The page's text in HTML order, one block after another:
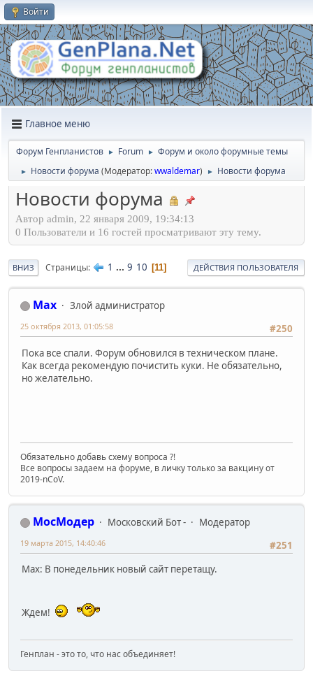
Войти
Главное меню
Форум Генпланистов ► Forum ► Форум и около форумные темы
► Новости форума (Модератор:wwaldemar) ► Новости форума
Новости форума
Автор admin, 22 января 2009, 19:34:13
0 Пользователи и 16 гостей просматривают эту тему.
ВНИЗ Страницы 1 ... 9 10 11 ДЕЙСТВИЯ ПОЛЬЗОВАТЕЛЯ
Max
Злой администратор
#250
25 октября 2013, 01:05:58
Пока все спали. Форум обновился в техническом плане.
Как всегда рекомендую почистить куки. Не обязательно,
но желательно.
Обязательно добавь схему вопроса ?!
Все вопросы задаем на форуме, в личку только за вакцину от
2019-nCoV.
МосМодер Московский Бот -
Модератор
#251
19 марта 2015, 14:40:46
Max: В понедельник новый сайт перетащу.
Ждем!
Генплан - это то, что нас объединяет!